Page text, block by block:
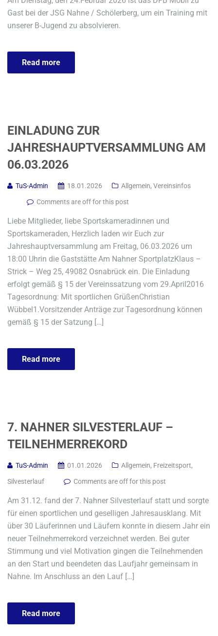
Gast bei der JSG Nahne / Schölerberg, um ein Training mit
unserer B-Jugend zu absolvieren.
Read more
EINLADUNG ZUR
JAHRESHAUPTVERSAMMLUNG AM
06.03.2026
TuS-Admin 18.01.2026 Allgemein, Vereinsinfos
Comments are off for this post
Liebe Mitglieder, liebe Sportskameradinnen und
Sportskameraden, Herzlich laden wir Euch zur
Jahreshauptversammlung am Freitag, 06.03.2026 um
18:00 Uhrin die Gaststätte Am Nahner SportplatzKlaus –
Strick – Weg 25, 49082 Osnabrück ein. Die Einladung
erfolgt gemäß § 15 der Vereinssatzung vom 29.April2016
Tagesordnung: Mit sportlichen GrüßenChristian
Wübbel1.Vorsitzender Anträge zur Tagesordnung können
gemäß § 15 der Satzung […]
Read more
7. NAHNER SILVESTERLAUF –
TEILNEHMERREKORD
TuS-Admin 01.01.2026 Allgemein, Freizeitsport,
Silvesterlauf Comments are off for this post
Am 31.12. fand der 7. Nahner Silvesterlauf statt und sorgte
für einen sportlichen und geselligen Jahresausklang. Mit
über 30 Läuferinnen und Läufern konnte in diesem Jahr ein
neuer Teilnehmerrekord verzeichnet werden. Bei guter
Stimmung und viel Motivation gingen die Teilnehmenden
an den Start und beendeten das Laufjahr gemeinsam in
Nahne. Im Anschluss an den Lauf […]
Read more